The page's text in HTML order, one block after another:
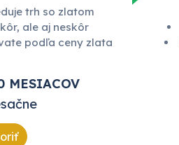
trh so zlatom
ale aj neskôr
podľa ceny zlata
MESIACOV